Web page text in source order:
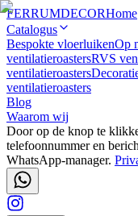
FERRUMDECORHome
Catalogus
Bespokte vloerluikenOp
ventilatieroastersRVS
ventilatieroasters
ventilatieroasters
Blog
Waarom wij
Door op de knop te
telefoonnummer en
WhatsApp-manager.